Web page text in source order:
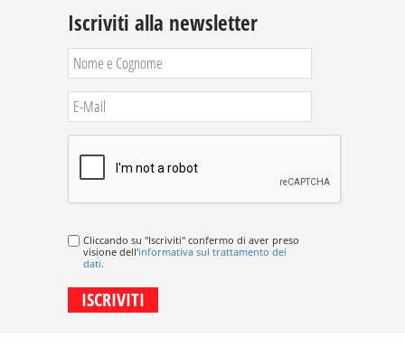
Iscriviti alla newsletter
Cliccando su "Iscriviti" confermo di aver preso
visione dell'informativa sul trattamento dei
dati.